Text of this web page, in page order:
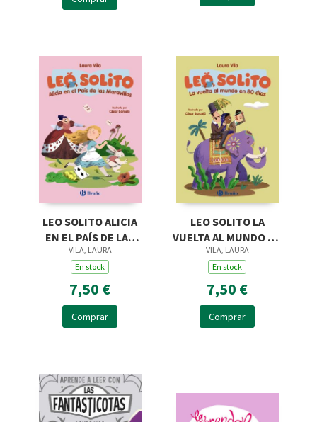
LEO SOLITO ALICIA
EN EL PAÍS DE LAS
MARAVILLAS
VILA, LAURA
En stock
7,50 €
Comprar
LEO SOLITO LA
VUELTA AL MUNDO EN
80 DÍAS
VILA, LAURA
En stock
7,50 €
Comprar